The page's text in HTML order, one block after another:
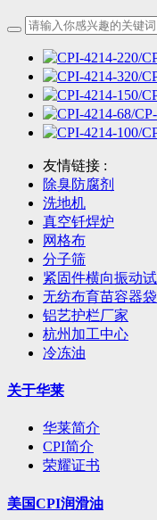
友情链接 :
除臭防腐剂
洗地机
真空钎焊炉
网格布
分子筛
紧固件横向振动
无纺布育苗容器袋
铝艺护栏厂家
杭州加工中心
冷冻油
关于华莱
华莱简介
CPI简介
荣耀证书
美国CPI润滑油